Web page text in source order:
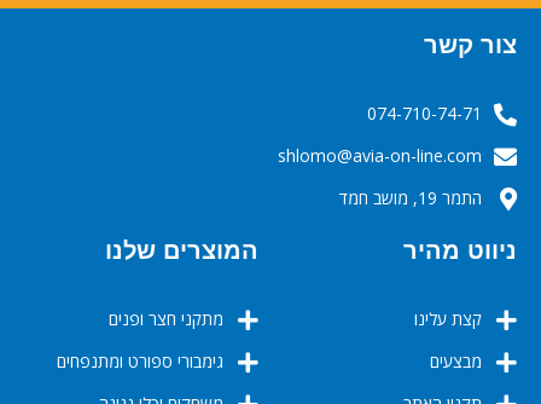
צור קשר
074-710-74-71
‬‬‬shlomo@avia-on-line.com‬
התמר 19, מושב חמד
ניווט מהיר
קצת עלינו
מבצעים
המוצרים שלנו
מתקני חצר ופנים
גימבורי ספורט ומתנפחים